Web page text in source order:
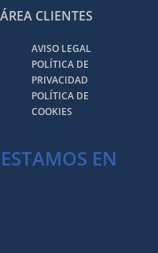
ÁREA CLIENTES
AVISO LEGAL
POLÍTICA DE
PRIVACIDAD
POLÍTICA DE
COOKIES
ESTAMOS EN